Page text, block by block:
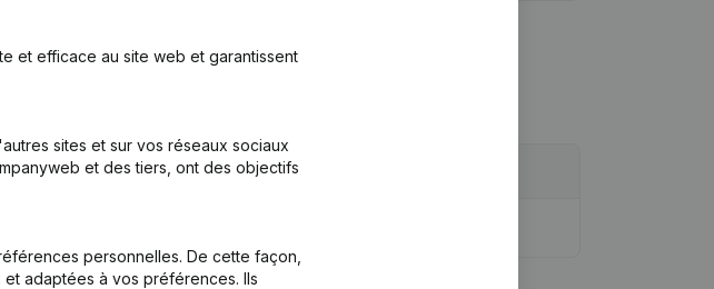
et efficace au site web et garantissent
sites et sur vos réseaux sociaux
et des tiers, ont des objectifs
personnelles. De cette façon,
adaptées à vos préférences. Ils